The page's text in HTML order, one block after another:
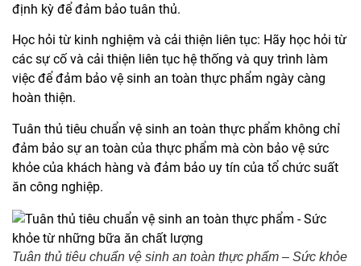
định kỳ để đảm bảo tuân thủ.
Học hỏi từ kinh nghiệm và cải thiện liên tục: Hãy học hỏi từ
các sự cố và cải thiện liên tục hệ thống và quy trình làm
việc để đảm bảo vệ sinh an toàn thực phẩm ngày càng
hoàn thiện.
Tuân thủ tiêu chuẩn vệ sinh an toàn thực phẩm không chỉ
đảm bảo sự an toàn của thực phẩm mà còn bảo vệ sức
khỏe của khách hàng và đảm bảo uy tín của tổ chức suất
ăn công nghiệp.
Tuân thủ tiêu chuẩn vệ sinh an toàn thực phẩm – Sức khỏe